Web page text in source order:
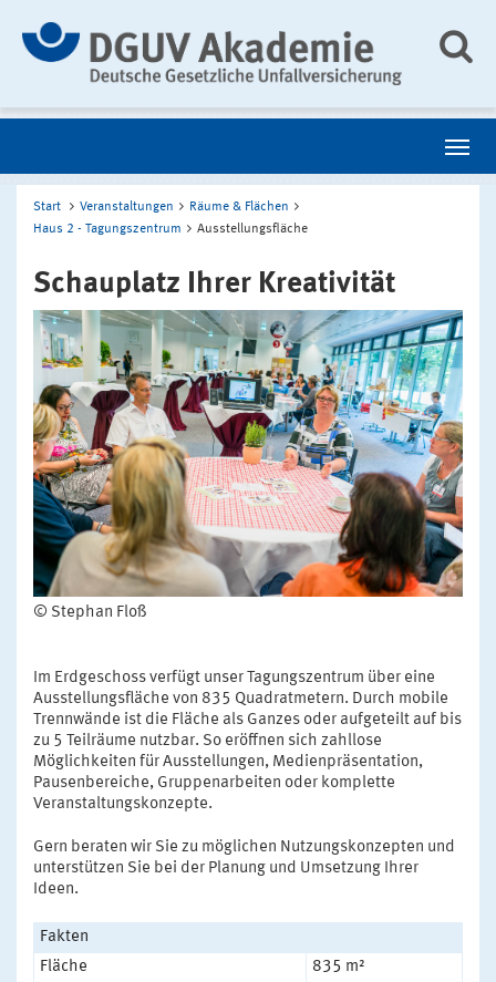
Start Veranstaltungen
Räume & Flächen
Haus 2 - Tagungszentrum
Ausstellungsfläche
Schauplatz Ihrer Kreativität
© Stephan Floß
Im Erdgeschoss verfügt unser Tagungszentrum über eine
Ausstellungsfläche von 835 Quadratmetern. Durch mobile
Trennwände ist die Fläche als Ganzes oder aufgeteilt auf bis
zu 5 Teilräume nutzbar. So eröffnen sich zahllose
Möglichkeiten für Ausstellungen, Medienpräsentation,
Pausenbereiche, Gruppenarbeiten oder komplette
Veranstaltungskonzepte.
Gern beraten wir Sie zu möglichen Nutzungskonzepten und
unterstützen Sie bei der Planung und Umsetzung Ihrer
Ideen.
Fakten
Fläche
835 m²